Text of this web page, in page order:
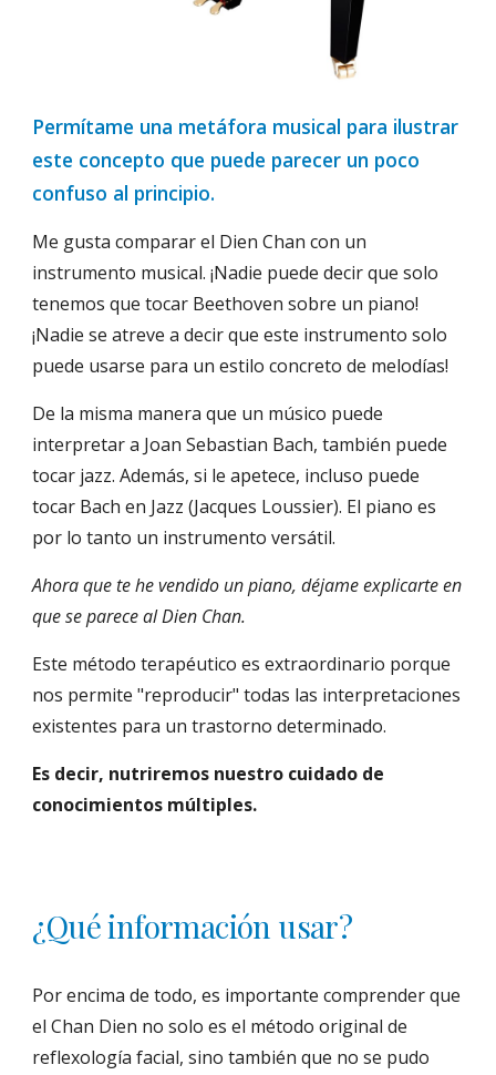
Permítame una metáfora musical para ilustrar
este concepto que puede parecer un poco
confuso al principio.
Me gusta comparar el Dien Chan con un
instrumento musical. ¡Nadie puede decir que solo
tenemos que tocar Beethoven sobre un piano!
¡Nadie se atreve a decir que este instrumento solo
puede usarse para un estilo concreto de melodías!
De la misma manera que un músico puede
interpretar a Joan Sebastian Bach, también puede
tocar jazz. Además, si le apetece, incluso puede
tocar Bach en Jazz (Jacques Loussier). El piano es
por lo tanto un instrumento versátil.
Ahora que te he vendido un piano, déjame explicarte en
que se parece al Dien Chan.
Este método terapéutico es extraordinario porque
nos permite "reproducir" todas las interpretaciones
existentes para un trastorno determinado.
Es decir, nutriremos nuestro cuidado de
conocimientos múltiples.
¿Qué información usar?
Por encima de todo, es importante comprender que
el Chan Dien no solo es el método original de
reflexología facial, sino también que no se pudo